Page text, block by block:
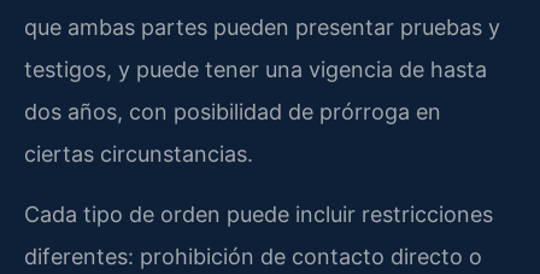
que ambas partes pueden presentar pruebas y
testigos, y puede tener una vigencia de hasta
dos años, con posibilidad de prórroga en
ciertas circunstancias.
Cada tipo de orden puede incluir restricciones
diferentes: prohibición de contacto directo o